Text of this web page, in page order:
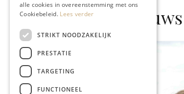
Gerelateerd nieuws
alle cookies in overeenstemming met ons
Cookiebeleid. Lees verder
STRIKT NOODZAKELIJK
PRESTATIE
TARGETING
FUNCTIONEEL